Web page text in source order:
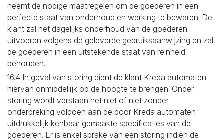
neemt de nodige maatregelen om de goederen in een
perfecte staat van onderhoud en werking te bewaren. De
klant zal het dagelijks onderhoud van de goederen
uitvoeren volgens de geleverde gebruiksaanwijzing en zal
de goederen in een uitstekende staat van reinheid
behouden.
16.4 In geval van storing dient de klant Kreda automaten
hiervan onmiddellijk op de hoogte te brengen. Onder
storing wordt verstaan het niet of niet zonder
onderbreking voldoen aan de door Kreda automaten
uitdrukkelijk kenbaar gemaakte specificaties van de
goederen. Er is enkel sprake van een storing indien de